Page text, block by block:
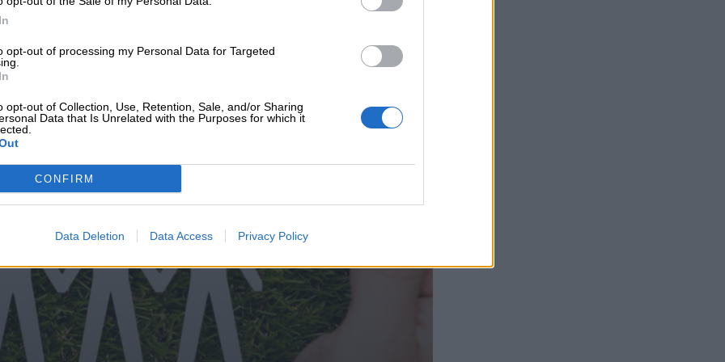
opt-out of processing my Personal Data for Targeted
opt-out of Collection, Use, Retention, Sale, and/or Sharing
Data that Is Unrelated with the Purposes for which it
CONFIRM
Data Deletion Data Access Privacy Policy
05.08.2026 - 12:11
ροή